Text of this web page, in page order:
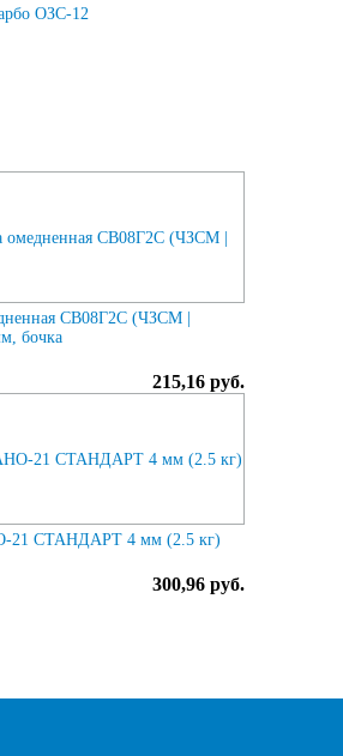
ОЗС-12
СВ08Г2С (ЧЗСМ |
бочка
215,16 руб.
21 СТАНДАРТ 4 мм (2.5 кг)
300,96 руб.